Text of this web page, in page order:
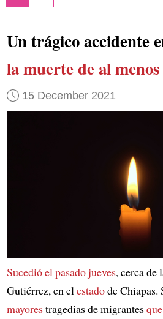
Un trágico accidente
la muerte de al menos
15 December 2021
Sucedió el pasado jueves, cerca de
Gutiérrez, en elestadode Chiapas.
mayorestragedias de migrantes